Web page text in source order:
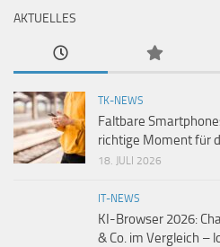
AKTUELLES
TK-NEWS
Faltbare
richtige Moment für
18. JULI 2026
IT-NEWS
KI-Browser 2026:
& Co. im Vergleich –